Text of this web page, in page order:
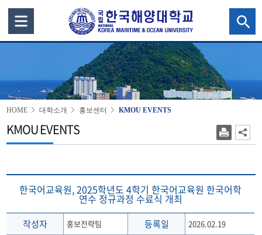
HOME 대학소개 홍보센터 KMOU EVENTS
KMOU EVENTS
한국어교육원, 2025학년도 4학기 한국어교육원 한국어학
연수 정규과정 수료식 개최
작성자 홍보전략팀 등록일 2026.02.19